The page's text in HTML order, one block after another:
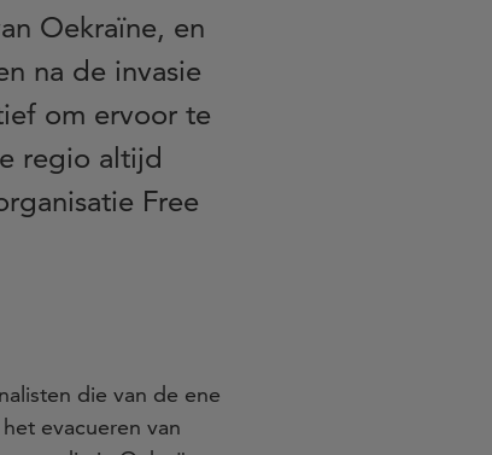
Oekraïne, en
na de invasie
om ervoor te
regio altijd
Free
die van de ene
evacueren van